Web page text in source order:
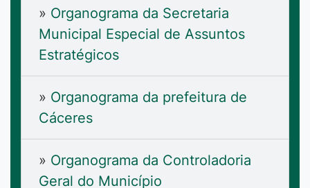
» Organograma da Secretaria
Municipal Especial de Assuntos
Estratégicos
» Organograma da prefeitura de
Cáceres
» Organograma da Controladoria
Geral do Município